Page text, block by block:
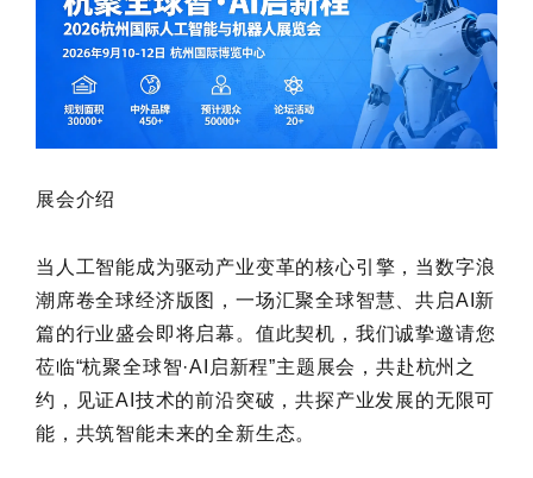
展会介绍
当人工智能成为驱动产业变革的核心引擎，当数字浪
潮席卷全球经济版图，一场汇聚全球智慧、共启AI新
篇的行业盛会即将启幕。值此契机，我们诚挚邀请您
莅临“杭聚全球智·AI启新程”主题展会，共赴杭州之
约，见证AI技术的前沿突破，共探产业发展的无限可
能，共筑智能未来的全新生态。